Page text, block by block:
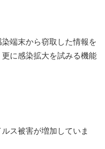
端末から窃取した情報を
に感染拡大を試みる機能
ス被害が増加していま